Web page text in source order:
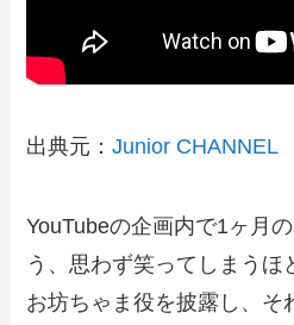
出典元：Junior CHANNEL
YouTubeの企画内で1ヶ月
う、思わず笑ってしまうほ
お坊ちゃま役を披露し、そ